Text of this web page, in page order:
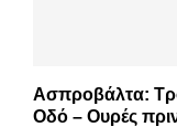
Ασπροβάλτα:
Οδό – Ουρές